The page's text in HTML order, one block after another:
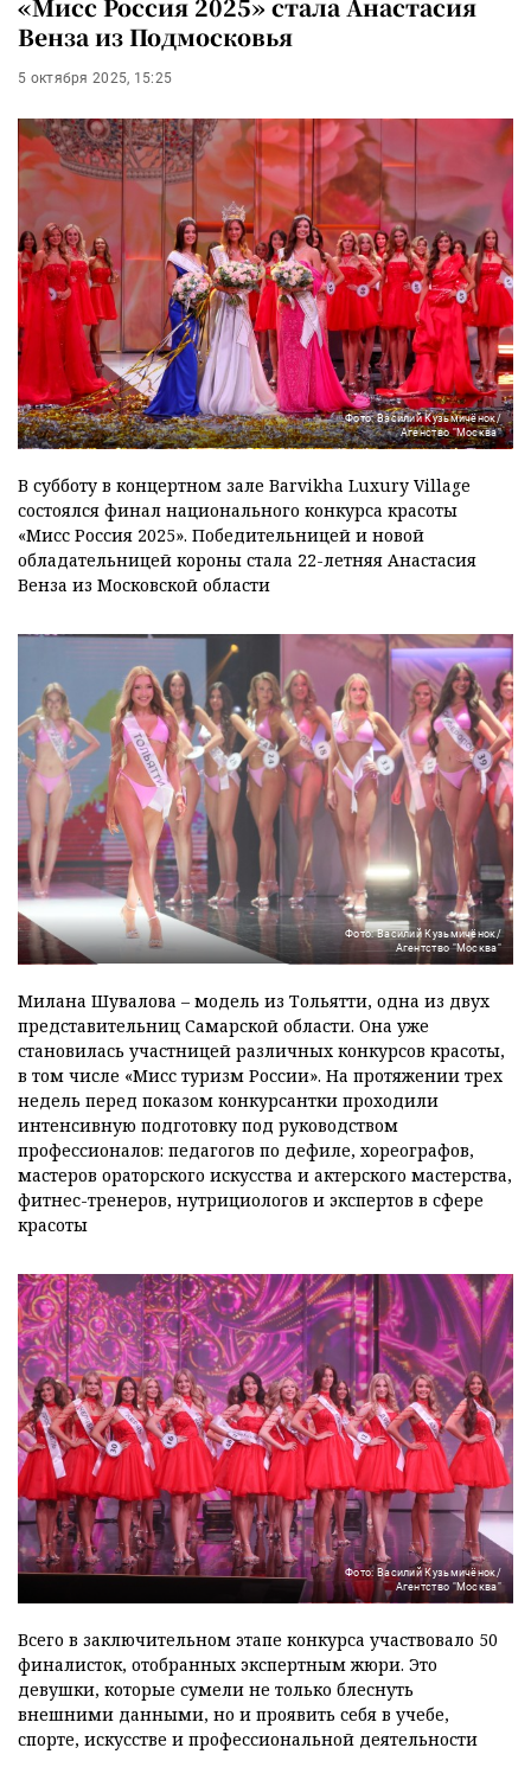
«Мисс Россия 2025» стала Анастасия
Венза из Подмосковья
5 октября 2025, 15:25
Фото: Василий Кузьмичёнок/
Агенство "Москва"
В субботу в концертном зале Barvikha Luxury Village
состоялся финал национального конкурса красоты
«Мисс Россия 2025». Победительницей и новой
обладательницей короны стала 22-летняя Анастасия
Венза из Московской области
Фото: Василий Кузьмичёнок/
Агентство "Москва"
Милана Шувалова – модель из Тольятти, одна из двух
представительниц Самарской области. Она уже
становилась участницей различных конкурсов красоты,
в том числе «Мисс туризм России». На протяжении трех
недель перед показом конкурсантки проходили
интенсивную подготовку под руководством
профессионалов: педагогов по дефиле, хореографов,
мастеров ораторского искусства и актерского мастерства,
фитнес-тренеров, нутрициологов и экспертов в сфере
красоты
Фото: Василий Кузьмичёнок/
Агентство "Москва"
Всего в заключительном этапе конкурса участвовало 50
финалисток, отобранных экспертным жюри. Это
девушки, которые сумели не только блеснуть
внешними данными, но и проявить себя в учебе,
спорте, искусстве и профессиональной деятельности